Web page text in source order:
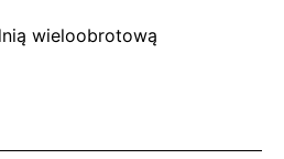
wieloobrotową